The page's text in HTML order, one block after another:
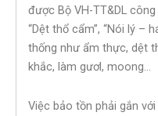
được Bộ VH-TT&DL
“Dệt thổ cẩm”, “Nói lý –
thống như ẩm thực, dệt
khắc, làm gươl, moong…
Việc bảo tồn phải gắn